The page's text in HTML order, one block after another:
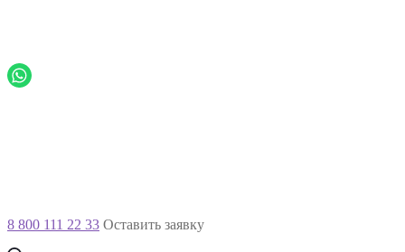
8 800 111 22 33 Оставить заявку